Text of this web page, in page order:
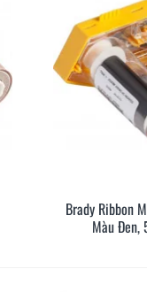
Ra Mắt Máy In
Mới PT-D460BT
- Giải Pháp Một
Cho Dân Văn
Brady Ribbon
Màu Đen,